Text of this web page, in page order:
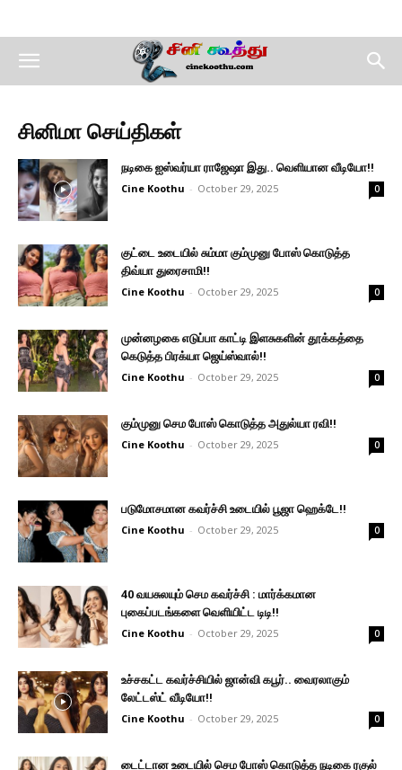
சினிமா செய்திகள்
நடிகை ஐஸ்வர்யா ராஜேஷா இது.. வெளியான வீடியோ!!
Cine Koothu - October 29, 2025 0
குட்டை உடையில் சும்மா கும்முனு போஸ் கொடுத்த
திவ்யா துரைசாமி!!
Cine Koothu - October 29, 2025 0
முன்னழகை எடுப்பா காட்டி இளசுகளின் தூக்கத்தை
கெடுத்த பிரக்யா ஜெய்ஸ்வால்!!
Cine Koothu - October 29, 2025 0
கும்முனு செம போஸ் கொடுத்த அதுல்யா ரவி!!
Cine Koothu - October 29, 2025 0
படுமோசமான கவர்ச்சி உடையில் பூஜா ஹெக்டே!!
Cine Koothu - October 29, 2025 0
40 வயசுலயும் செம கவர்ச்சி : மார்க்கமான
புகைப்படங்களை வெளியிட்ட டிடி!!
Cine Koothu - October 29, 2025 0
உச்சகட்ட கவர்ச்சியில் ஜான்வி கபூர்.. வைரலாகும்
லேட்டஸ்ட் வீடியோ!!
Cine Koothu - October 29, 2025 0
டைட்டான உடையில் செம போஸ் கொடுத்த நடிகை ரகுல்